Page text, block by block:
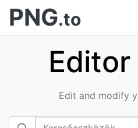
PNG.to
Editor
Edit and modify